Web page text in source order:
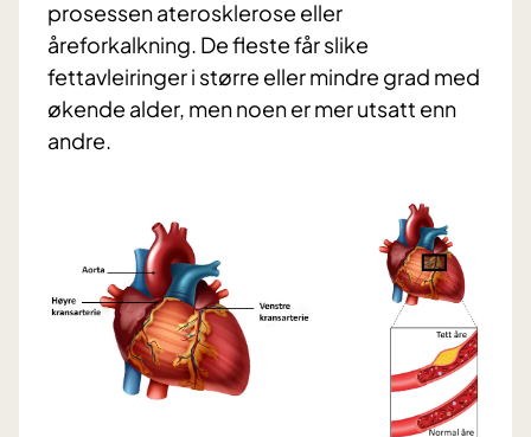
prosessen aterosklerose eller
åreforkalkning. De fleste får slike
fettavleiringer i større eller mindre grad med
økende alder, men noen er mer utsatt enn
andre.